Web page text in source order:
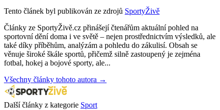
Tento článek byl publikován ze zdrojů SportyŽivě
Články ze SportyŽivě.cz přinášejí čtenářům aktuální pohled na
sportovní dění doma i ve světě – nejen prostřednictvím výsledků, ale
také díky příběhům, analýzám a pohledu do zákulisí. Obsah se
věnuje široké škále sportů, přičemž silně zastoupený je zejména
fotbal, hokej a bojové sporty, ale...
Všechny články tohoto autora →
Další články z kategorie Sport